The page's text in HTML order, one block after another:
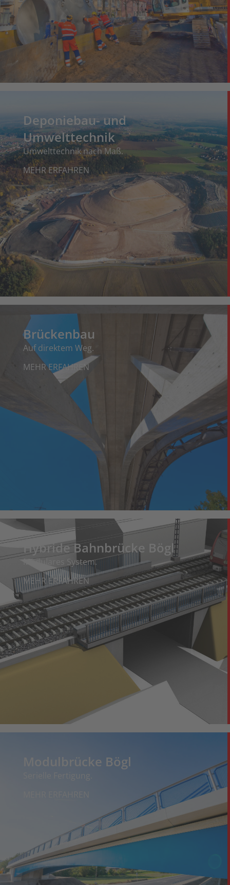
Deponiebau- und
Umwelttechnik
Umwelttechnik nach Maß.
MEHR ERFAHREN
Brückenbau
Auf direktem Weg.
MEHR ERFAHREN
Hybride Bahnbrücke Bögl
Modulares System.
MEHR ERFAHREN
Modulbrücke Bögl
Serielle Fertigung.